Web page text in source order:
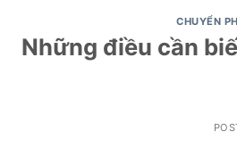
CHUYỂN
Những điều cần